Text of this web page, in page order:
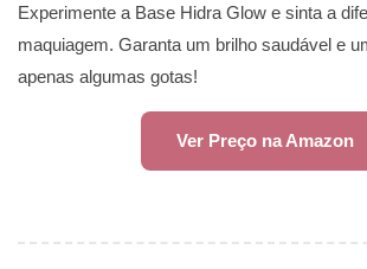
Experimente a Base Hidra Glow e sinta a
maquiagem. Garanta um brilho saudável e
apenas algumas gotas!
Ver Preço na Amazon